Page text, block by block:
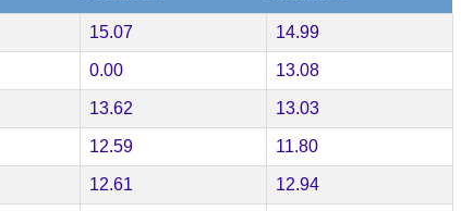
15.07 14.99
0.00 13.08
13.62 13.03
12.59 11.80
12.61 12.94